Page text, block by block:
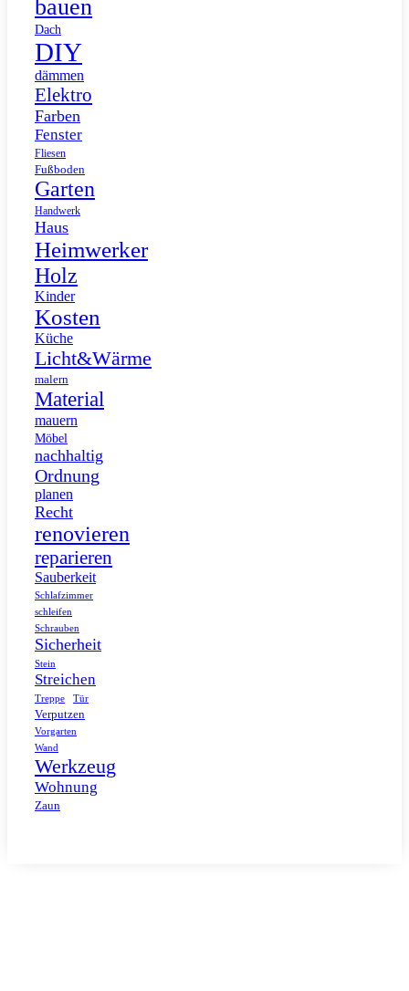
bauen
Dach
DIY
dämmen
Elektro
Farben
Fenster
Fliesen
Fußboden
Garten
Handwerk
Haus
Heimwerker
Holz
Kinder
Kosten
Küche
Licht&Wärme
malern
Material
mauern
Möbel
nachhaltig
Ordnung
planen
Recht
renovieren
reparieren
Sauberkeit
Schlafzimmer
schleifen
Schrauben
Sicherheit
Stein
Streichen
Treppe Tür
Verputzen
Vorgarten
Wand
Werkzeug
Wohnung
Zaun